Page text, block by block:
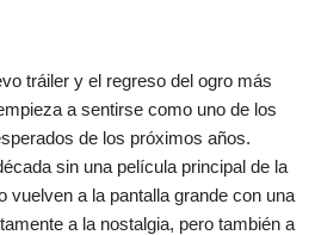
tráiler y el regreso del ogro más
a sentirse como uno de los
de los próximos años.
sin una película principal de la
vuelven a la pantalla grande con una
a la nostalgia, pero también a